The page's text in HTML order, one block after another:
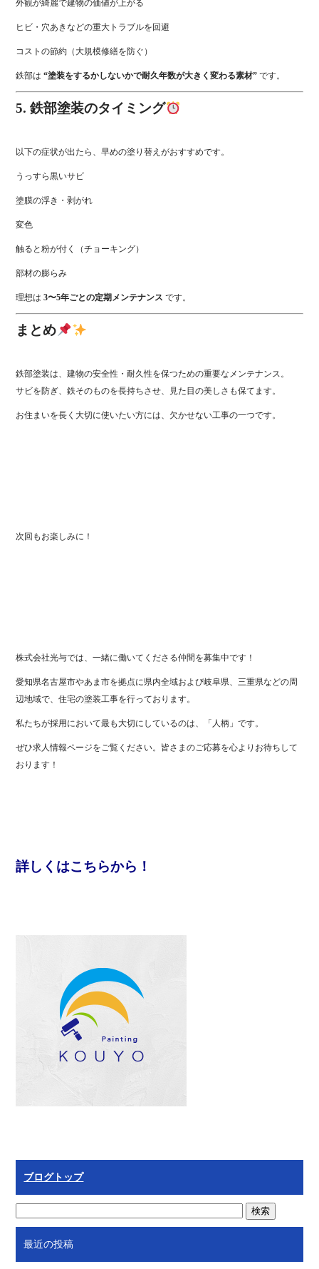
外観が綺麗で建物の価値が上がる
ヒビ・穴あきなどの重大トラブルを回避
コストの節約（大規模修繕を防ぐ）
鉄部は“塗装をするかしないかで耐久年数が大きく変わる素材” です。
5. 鉄部塗装のタイミング
以下の症状が出たら、早めの塗り替えがおすすめです。
うっすら黒いサビ
塗膜の浮き・剥がれ
変色
触ると粉が付く（チョーキング）
部材の膨らみ
理想は3〜5年ごとの定期メンテナンス です。
まとめ
鉄部塗装は、建物の安全性・耐久性を保つための重要なメンテナンス。
サビを防ぎ、鉄そのものを長持ちさせ、見た目の美しさも保てます。
お住まいを長く大切に使いたい方には、欠かせない工事の一つです。
次回もお楽しみに！
株式会社光与では、一緒に働いてくださる仲間を募集中です！
愛知県名古屋市やあま市を拠点に県内全域および岐阜県、三重県などの周
辺地域で、住宅の塗装工事を行っております。
私たちが採用において最も大切にしているのは、「人柄」です。
ぜひ求人情報ページをご覧ください。皆さまのご応募を心よりお待ちして
おります！
詳しくはこちらから！
ブログトップ
最近の投稿